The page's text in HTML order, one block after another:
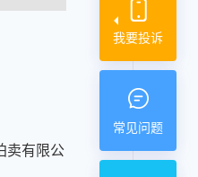
我要投诉
常见问题
卖有限公